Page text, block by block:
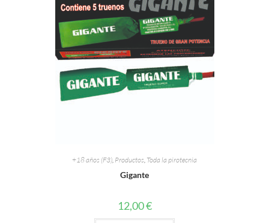
+18 años (F3), Productos, Toda la pirotecnia
Gigante
12,00€